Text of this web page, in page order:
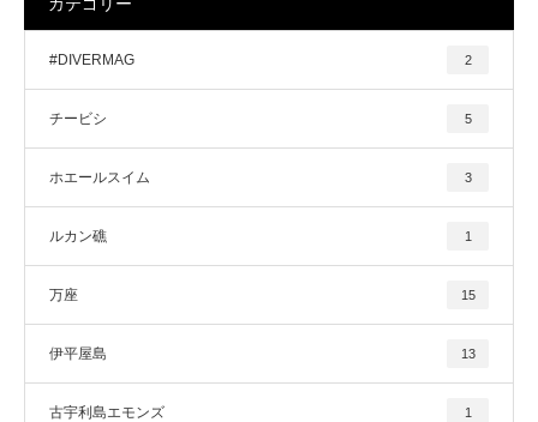
#DIVERMAG 2
チービシ 5
ホエールスイム 3
ルカン礁 1
万座 15
伊平屋島 13
古宇利島エモンズ 1